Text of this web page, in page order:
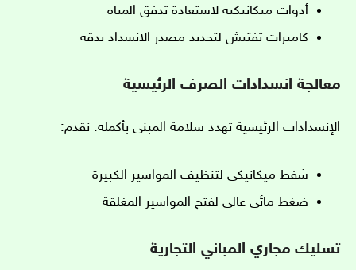
أدوات ميكانيكية لاستعادة تدفق المياه
كاميرات تفتيش لتحديد مصدر الانسداد بدقة
معالجة انسدادات الصرف الرئيسية
الإنسدادات الرئيسية تهدد سلامة المبنى بأكمله. نقدم:
شفط ميكانيكي لتنظيف المواسير الكبيرة
ضغط مائي عالي لفتح المواسير المغلقة
تسليك مجاري المباني التجارية